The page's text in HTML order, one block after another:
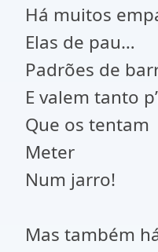
Há muitos
Elas de pau…
Padrões de
E valem tanto
Que os tentam
Meter
Num jarro!
Mas também